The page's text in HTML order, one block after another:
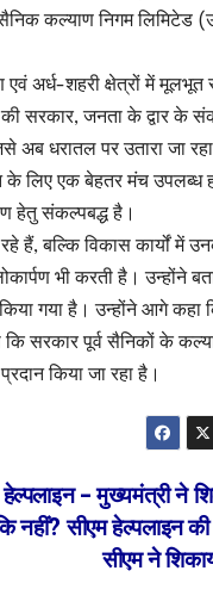
सैनिक कल्याण निगम
अर्ध-शहरी क्षेत्रों में मूलभूत
सरकार, जनता के द्वार के
अब धरातल पर उतारा जा
लिए एक बेहतर मंच उपलब्ध
हेतु संकल्पबद्ध है।
बल्कि विकास कार्यों में
भी करती है। उन्होंने
गया है। उन्होंने आगे कहा
सरकार पूर्व सैनिकों के
किया जा रहा है।
हेल्पलाइन – मुख्यमंत्री ने
नहीं? सीएम हेल्पलाइन
सीएम ने